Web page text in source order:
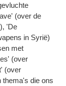
(over de
'De
in Syrië)
met
(over
(over
thema's die ons